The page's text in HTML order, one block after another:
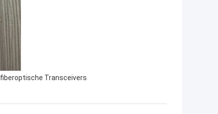
fiberoptische Transceivers